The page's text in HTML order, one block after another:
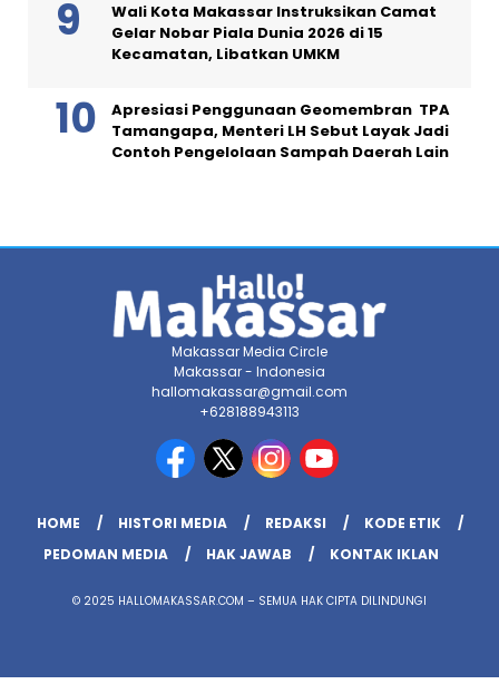
Wali Kota Makassar Instruksikan Camat
Gelar Nobar Piala Dunia 2026 di 15
Kecamatan, Libatkan UMKM
Apresiasi Penggunaan Geomembran TPA
Tamangapa, Menteri LH Sebut Layak Jadi
Contoh Pengelolaan Sampah Daerah Lain
Makassar Media Circle
Makassar - Indonesia
hallomakassar@gmail.com
+628188943113
HOME HISTORI MEDIA REDAKSI
KODE ETIK
PEDOMAN MEDIA
HAK JAWAB KONTAK IKLAN
© 2025 HALLOMAKASSAR.COM – SEMUA HAK CIPTA DILINDUNGI